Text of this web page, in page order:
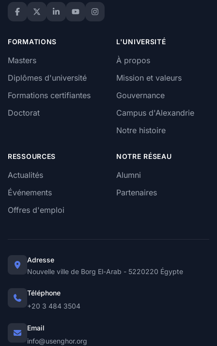
FORMATIONS
Masters
Diplômes d'université
Formations certifiantes
Doctorat
L'UNIVERSITÉ
À propos
Mission et valeurs
Gouvernance
Campus d'Alexandrie
Notre histoire
RESSOURCES
Actualités
Événements
Offres d'emploi
NOTRE RÉSEAU
Alumni
Partenaires
Adresse
Nouvelle ville de Borg El-Arab - 5220220 Égypte
Téléphone
+20 3 484 3504
Email
info@usenghor.org